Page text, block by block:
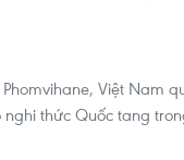
Việt Nam
thức Quốc tang